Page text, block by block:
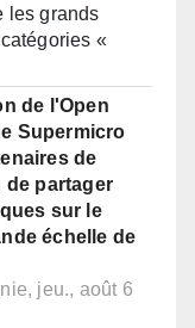
les grands
«
de l'Open
Supermicro
de
de partager
sur le
échelle de
jeu., août 6